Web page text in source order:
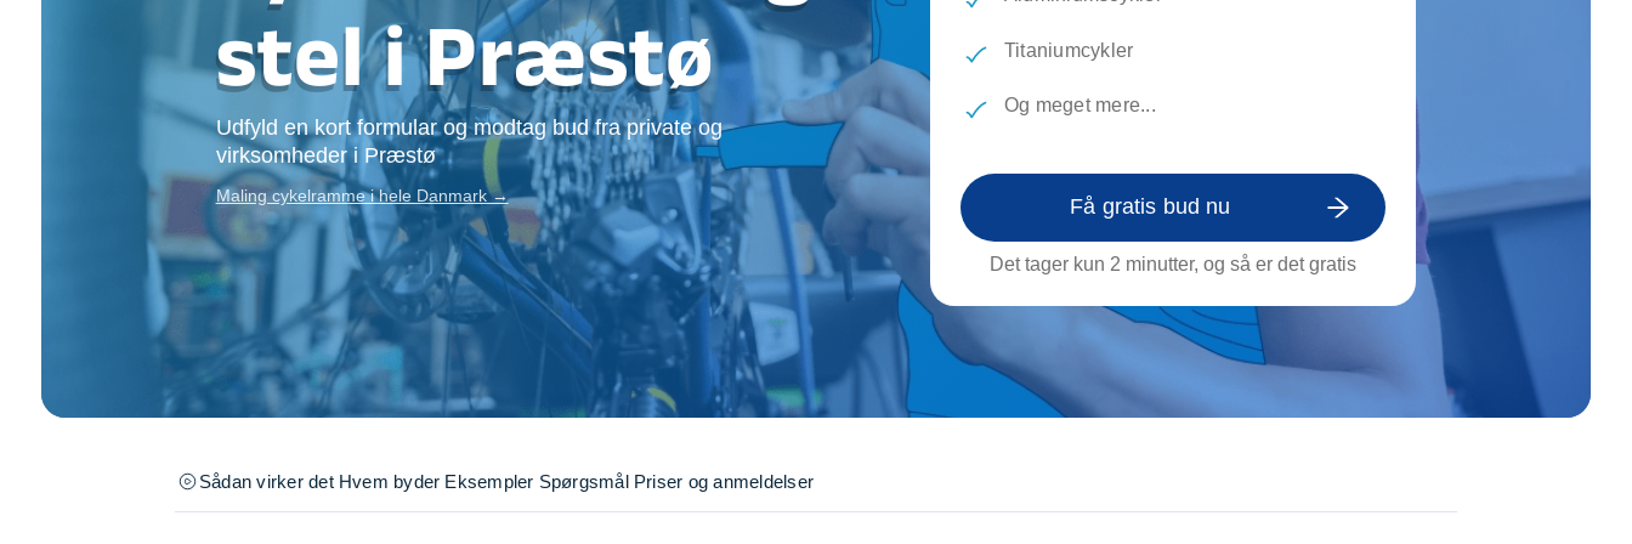
Opsætning af skillevæg
Rengøring
Tømrer
Træfældning
Transport af genstande
Tunge løft
TV installation og opsætning
Underholdning
Vinduespudsning VVS
Se alle...
stel i Præstø
Udfyld en kort formular og modtag bud fra private og
virksomheder i Præstø
Maling cykelramme i hele Danmark →
Titaniumcykler
Og meget mere...
Få gratis bud nu
Det tager kun 2 minutter, og så er det gratis
Sådan virker det Hvem byder Eksempler Spørgsmål Priser og anmeldelser